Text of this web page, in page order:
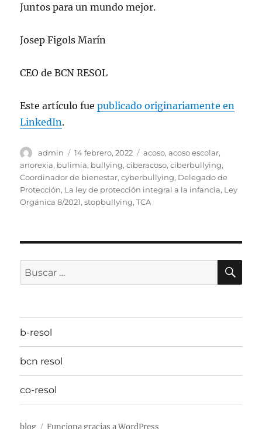
Juntos para un mundo mejor.
Josep Figols Marín
CEO de BCN RESOL
Este artículo fuepublicado originariamente en
LinkedIn.
Autor
admin
Publicado
el
14 febrero, 2022 Etiquetas
acoso,acoso escolar,
anorexia, bulimia, bullying,ciberacoso,ciberbullying,
Coordinador de bienestar,cyberbullying, Delegado de
Protección, La ley de protección integral a la infancia, Ley
Orgánica 8/2021,stopbullying,TCA
Buscar
por:
b-resol
bcn resol
co-resol